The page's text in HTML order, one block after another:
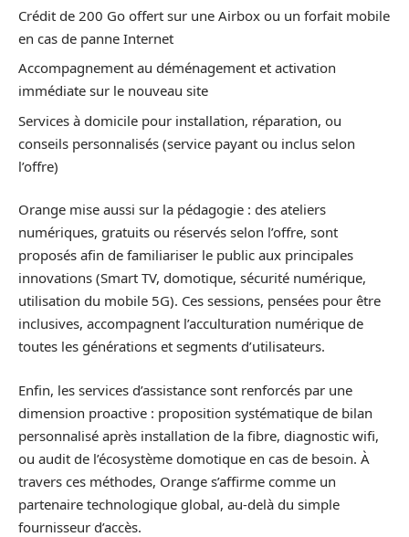
Crédit de 200 Go offert sur une Airbox ou un forfait mobile
en cas de panne Internet
Accompagnement au déménagement et activation
immédiate sur le nouveau site
Services à domicile pour installation, réparation, ou
conseils personnalisés (service payant ou inclus selon
l’offre)
Orange mise aussi sur la pédagogie : des ateliers
numériques, gratuits ou réservés selon l’offre, sont
proposés afin de familiariser le public aux principales
innovations (Smart TV, domotique, sécurité numérique,
utilisation du mobile 5G). Ces sessions, pensées pour être
inclusives, accompagnent l’acculturation numérique de
toutes les générations et segments d’utilisateurs.
Enfin, les services d’assistance sont renforcés par une
dimension proactive : proposition systématique de bilan
personnalisé après installation de la fibre, diagnostic wifi,
ou audit de l’écosystème domotique en cas de besoin. À
travers ces méthodes, Orange s’affirme comme un
partenaire technologique global, au-delà du simple
fournisseur d’accès.